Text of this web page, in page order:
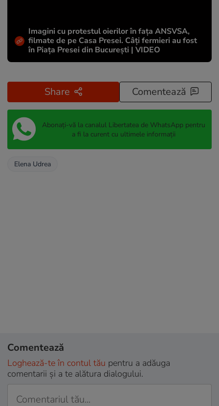
Imagini cu protestul oierilor în fața ANSVSA,
filmate de pe Casa Presei. Câți fermieri au fost
în Piața Presei din București | VIDEO
Share Comentează
Abonați-vă la canalul Libertatea de WhatsApp pentru
a fi la curent cu ultimele informații
Elena Udrea
Comentează
Loghează-te în contul tău pentru a adăuga
comentarii și a te alătura dialogului.